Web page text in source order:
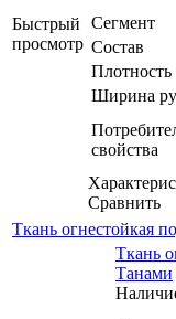
Быстрый
просмотр
Сегмент
Состав
Плотность
Ширина
свойства
Сравнить
Ткань огнестойкая
Ткань
Танами